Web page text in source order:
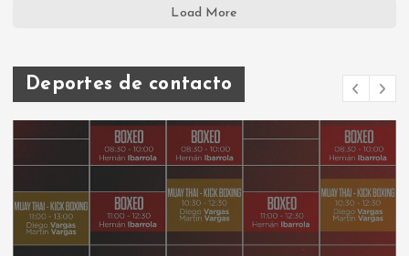
Load More
Deportes de contacto